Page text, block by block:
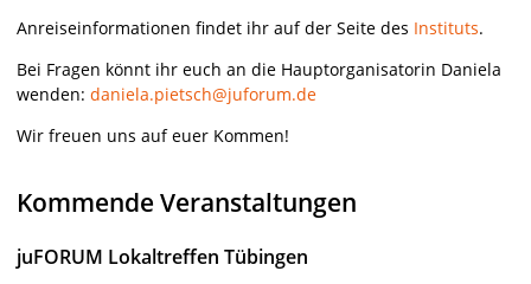
Anreiseinformationen findet ihr auf der Seite des Instituts.
Bei Fragen könnt ihr euch an die Hauptorganisatorin Daniela
wenden: daniela.pietsch@juforum.de
Wir freuen uns auf euer Kommen!
Kommende Veranstaltungen
juFORUM Lokaltreffen Tübingen